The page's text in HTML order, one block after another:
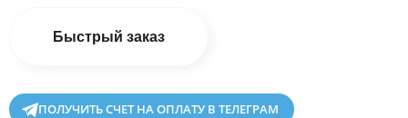
Быстрый заказ
ПОЛУЧИТЬ СЧЕТ НА ОПЛАТУ В ТЕЛЕГРАМ